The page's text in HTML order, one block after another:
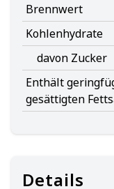
Brennwert
Kohlenhydrate
davon Zucker
Enthält
gesättigten
Details